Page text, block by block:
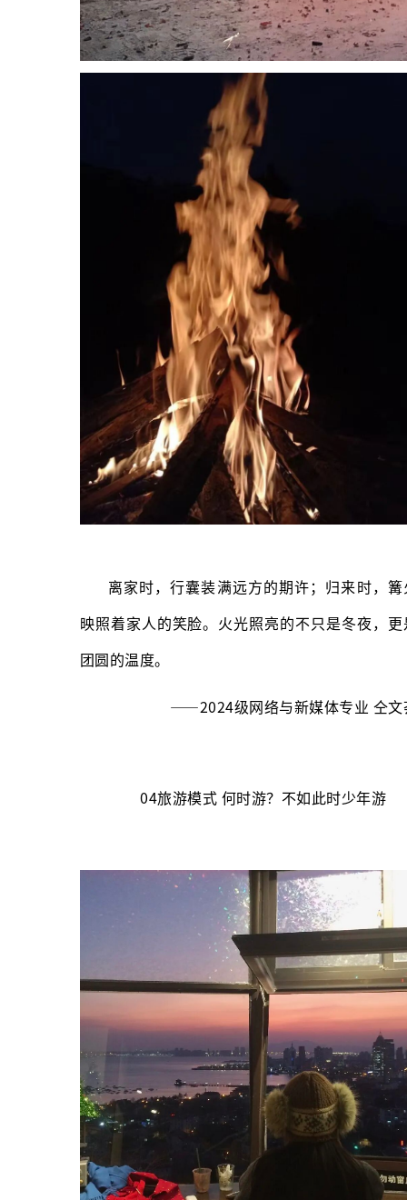
离家时，行囊装满远方的期许；归来时，篝
映照着家人的笑脸。火光照亮的不只是冬夜，更
团圆的温度。
——2024级网络与新媒体专业 仝文
04旅游模式 何时游？不如此时少年游